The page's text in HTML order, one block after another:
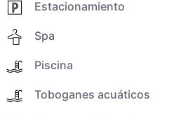
Estacionamiento
Spa
Piscina
Toboganes acuáticos